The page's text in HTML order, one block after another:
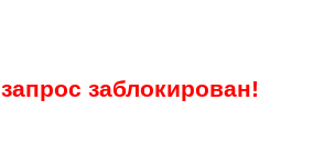
заблокирован!